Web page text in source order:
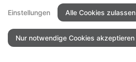
Einstellungen Alle Cookies zulassen
Nur notwendige Cookies akzeptieren